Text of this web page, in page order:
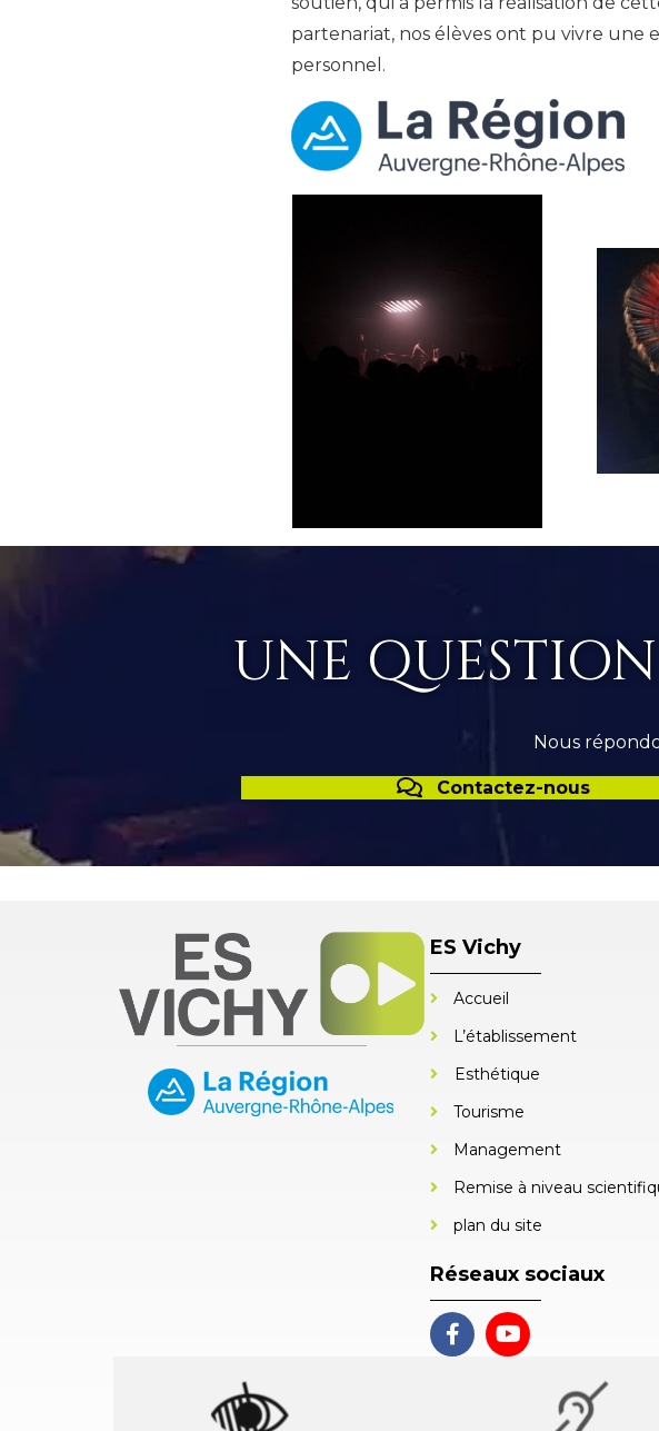
partenariat, nos élèves ont pu vivre une
personnel.
UNE
Nous
Contactez-nous
ES Vichy
Accueil
L’établissement
Esthétique
Tourisme
Management
Remise à niveau
plan du site
Réseaux sociaux